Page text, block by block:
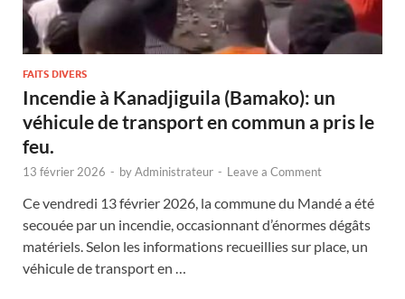
FAITS DIVERS
Incendie à Kanadjiguila (Bamako): un
véhicule de transport en commun a pris le
feu.
13 février 2026 - byAdministrateur - Leave a Comment
Ce vendredi 13 février 2026, la commune du Mandé a été
secouée par un incendie, occasionnant d’énormes dégâts
matériels. Selon les informations recueillies sur place, un
véhicule de transport en …